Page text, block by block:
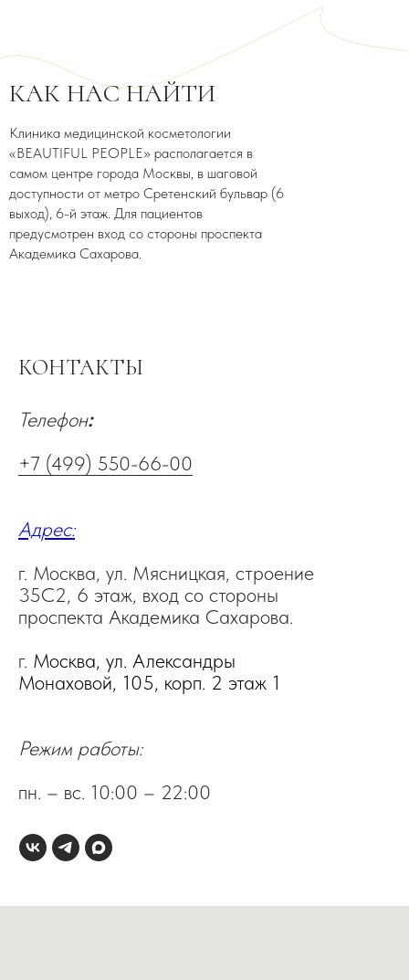
КАК НАС НАЙТИ
Клиника медицинской косметологии
«BEAUTIFUL PEOPLE» располагается в
самом центре города Москвы, в шаговой
доступности от метро Сретенский бульвар (6
выход), 6-й этаж. Для пациентов
предусмотрен вход со стороны проспекта
Академика Сахарова.
КОНТАКТЫ
Телефон:
+7 (499) 550-66-00
Адрес:
г. Москва, ул. Мясницкая, строение
35С2, 6 этаж, вход со стороны
проспекта Академика Сахарова.
г. Москва, ул. Александры
Монаховой, 105, корп. 2 этаж 1
Режим работы:
пн. – вc. 10:00 – 22:00